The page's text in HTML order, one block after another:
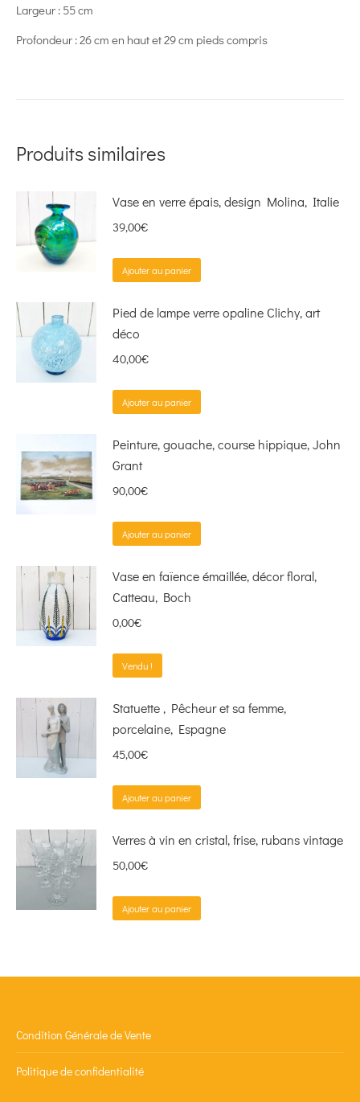
Largeur : 55 cm
Profondeur : 26 cm en haut et 29 cm pieds compris
Produits similaires
Vase en verre épais, design Molina, Italie
39,00€
Ajouter au panier
Pied de lampe verre opaline Clichy, art
déco
40,00€
Ajouter au panier
Peinture, gouache, course hippique, John
Grant
90,00€
Ajouter au panier
Vase en faïence émaillée, décor floral,
Catteau, Boch
0,00€
Vendu !
Statuette , Pêcheur et sa femme,
porcelaine, Espagne
45,00€
Ajouter au panier
Verres à vin en cristal, frise, rubans vintage
50,00€
Ajouter au panier
Condition Générale de Vente
Politique de confidentialité